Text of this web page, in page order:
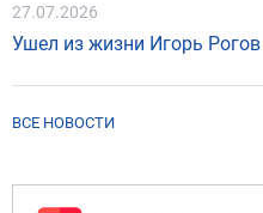
27.07.2026
Ушел из жизни Игорь Рогов
ВСЕ НОВОСТИ